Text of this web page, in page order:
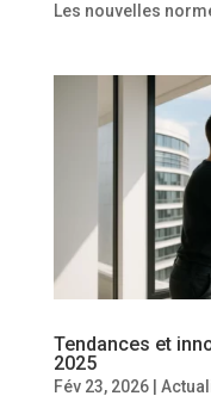
Les nouvelles
Tendances et
2025
Fév 23, 2026|